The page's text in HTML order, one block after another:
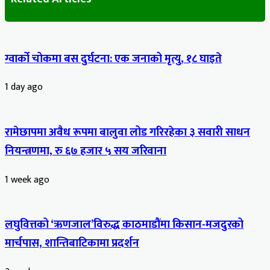
ग्वार्को चोकमा बस दुर्घटना: एक जनाको मृत्यु, १८ घाइते
1 day ago
रामेछापमा अवैध रूपमा बालुवा लोड गरिरहेका ३ सवारी साधन
नियन्त्रणमा, रु ६७ हजार ५ सय जरिवाना
1 week ago
लघुवित्तको ‘ऋणजाल’विरुद्ध काठमाडौंमा किसान-मजदुरको
मार्चपास, शान्तिबाटिकामा प्रदर्शन